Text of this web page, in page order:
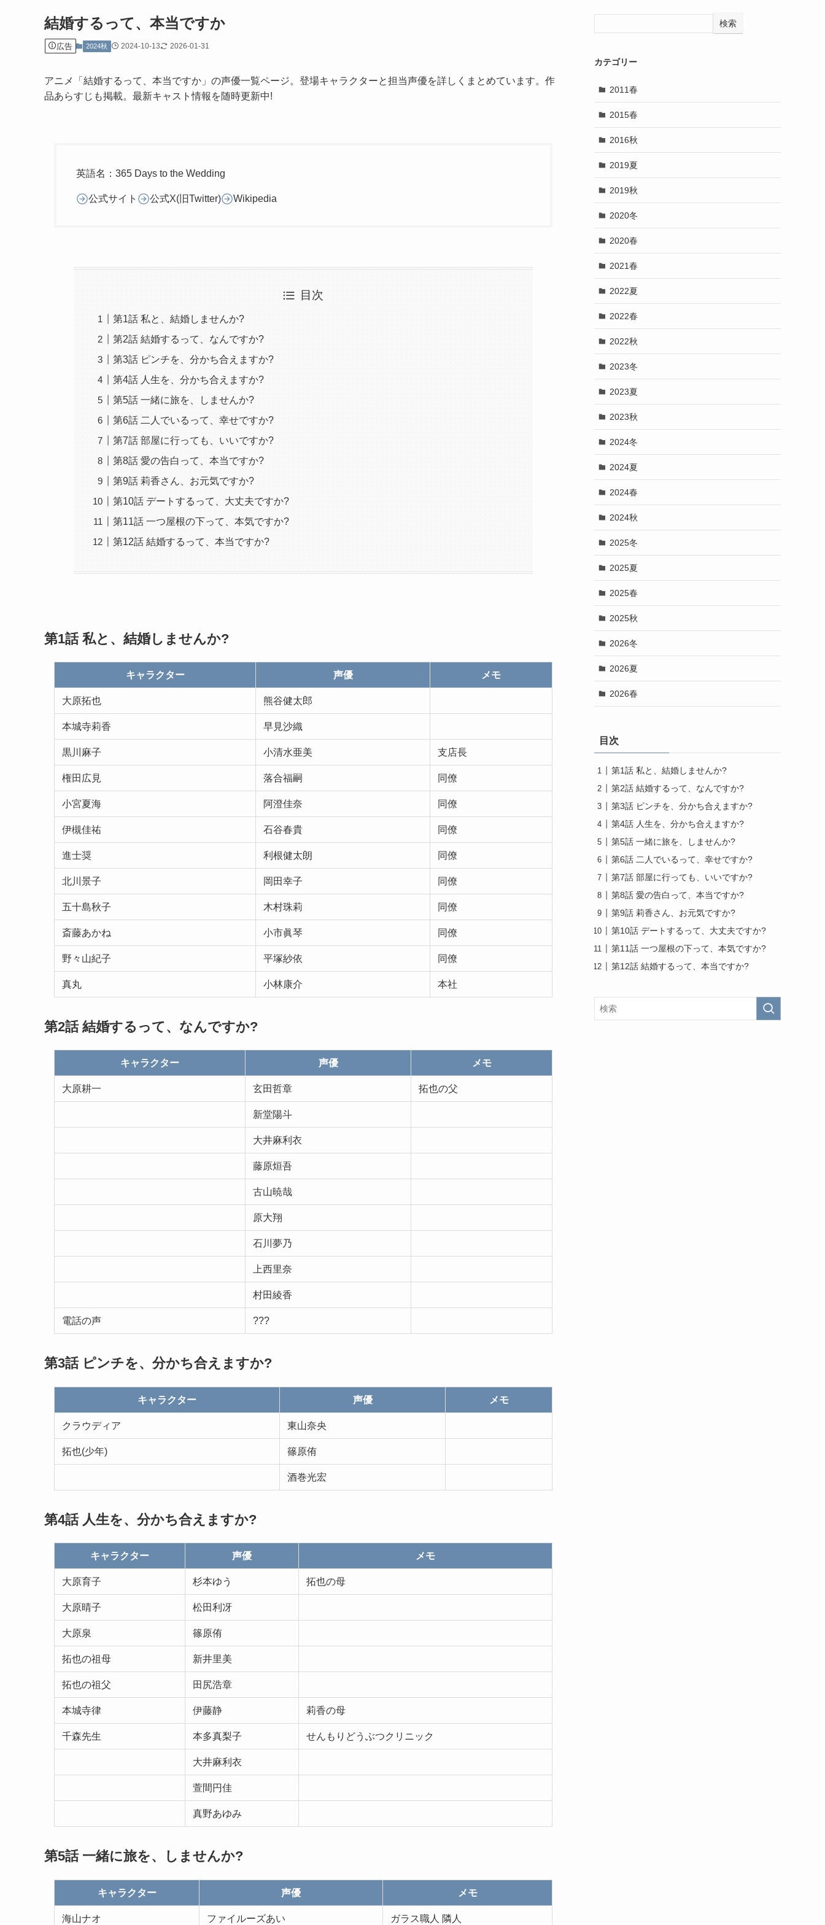
結婚するって、本当ですか
広告 2024秋 2024-10-13 2026-01-31
アニメ「結婚するって、本当ですか」の声優一覧ページ。登場キャラクターと担当声優を詳しくまとめています。作
品あらすじも掲載。最新キャスト情報を随時更新中!
英語名：365 Days to the Wedding
公式サイト 公式X(旧Twitter) Wikipedia
目次
第1話 私と、結婚しませんか?
第2話 結婚するって、なんですか?
第3話 ピンチを、分かち合えますか?
第4話 人生を、分かち合えますか?
第5話 一緒に旅を、しませんか?
第6話 二人でいるって、幸せですか?
第7話 部屋に行っても、いいですか?
第8話 愛の告白って、本当ですか?
第9話 莉香さん、お元気ですか?
第10話 デートするって、大丈夫ですか?
第11話 一つ屋根の下って、本気ですか?
第12話 結婚するって、本当ですか?
第1話 私と、結婚しませんか?
キャラクター 声優 メモ
大原拓也 熊谷健太郎
本城寺莉香 早見沙織
黒川麻子 小清水亜美 支店長
権田広見 落合福嗣 同僚
小宮夏海 阿澄佳奈 同僚
伊槻佳祐 石谷春貴 同僚
進士奨 利根健太朗 同僚
北川景子 岡田幸子 同僚
五十島秋子 木村珠莉 同僚
斎藤あかね 小市眞琴 同僚
野々山紀子 平塚紗依 同僚
真丸 小林康介 本社
第2話 結婚するって、なんですか?
キャラクター 声優 メモ
大原耕一 玄田哲章 拓也の父
新堂陽斗
大井麻利衣
藤原烜吾
古山暁哉
原大翔
石川夢乃
上西里奈
村田綾香
電話の声 ???
第3話 ピンチを、分かち合えますか?
キャラクター 声優 メモ
クラウディア 東山奈央
拓也(少年) 篠原侑
酒巻光宏
第4話 人生を、分かち合えますか?
キャラクター 声優 メモ
大原育子 杉本ゆう 拓也の母
大原晴子 松田利冴
大原泉 篠原侑
拓也の祖母 新井里美
拓也の祖父 田尻浩章
本城寺律 伊藤静 莉香の母
千森先生 本多真梨子 せんもりどうぶつクリニック
大井麻利衣
萱間円佳
真野あゆみ
第5話 一緒に旅を、しませんか?
キャラクター 声優 メモ
海山ナオ ファイルーズあい ガラス職人 隣人
検索
カテゴリー
2011春
2015春
2016秋
2019夏
2019秋
2020冬
2020春
2021春
2022夏
2022春
2022秋
2023冬
2023夏
2023秋
2024冬
2024夏
2024春
2024秋
2025冬
2025夏
2025春
2025秋
2026冬
2026夏
2026春
目次
第1話 私と、結婚しませんか?
第2話 結婚するって、なんですか?
第3話 ピンチを、分かち合えますか?
第4話 人生を、分かち合えますか?
第5話 一緒に旅を、しませんか?
第6話 二人でいるって、幸せですか?
第7話 部屋に行っても、いいですか?
第8話 愛の告白って、本当ですか?
第9話 莉香さん、お元気ですか?
第10話 デートするって、大丈夫ですか?
第11話 一つ屋根の下って、本気ですか?
第12話 結婚するって、本当ですか?